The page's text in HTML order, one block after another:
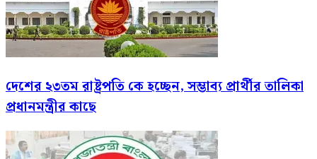
দেশের ২৩তম রাষ্ট্রপতি কে হচ্ছেন, সম্ভাব্য প্রার্থীর তালিকা
প্রধানমন্ত্রীর কাছে